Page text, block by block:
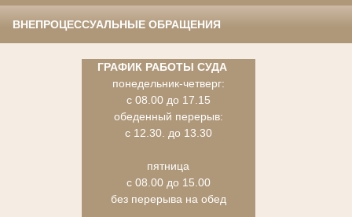
ВНЕПРОЦЕССУАЛЬНЫЕ ОБРАЩЕНИЯ
ГРАФИК РАБОТЫ СУДА
понедельник-четверг:
с 08.00 до 17.15
обеденный перерыв:
с 12.30. до 13.30
пятница
с 08.00 до 15.00
без перерыва на обед